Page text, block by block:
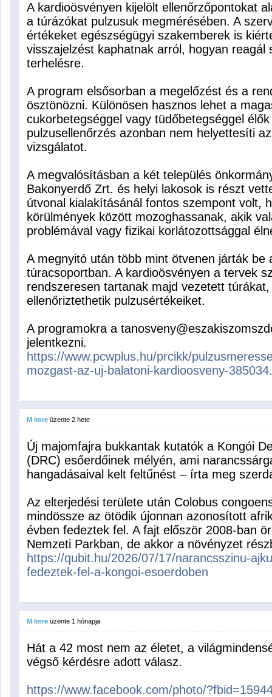
A kardioösvényen kijelölt ellenőrzőpontokat
a túrázókat pulzusuk megmérésében. A
értékeket egészségügyi szakemberek is
visszajelzést kaphatnak arról, hogyan reagál
terhelésre.
A program elsősorban a megelőzést és a
ösztönözni. Különösen hasznos lehet a
cukorbetegséggel vagy tüdőbetegséggel
pulzusellenőrzés azonban nem helyettesíti
vizsgálatot.
A megvalósításban a két település
Bakonyerdő Zrt. és helyi lakosok is részt
útvonal kialakításánál fontos szempont volt,
körülmények között mozoghassanak, akik
problémával vagy fizikai korlátozottsággal
A megnyitó után több mint ötvenen járták be
túracsoportban. A kardioösvényen a tervek
rendszeresen tartanak majd vezetett
ellenőriztethetik pulzusértékeiket.
A programokra a
jelentkezni.
https://www.pcwplus.hu/prcikk/
mozgast-az-uj-balatoni-kardioosveny-
M Imre üzente 2 hete
Új majomfajra bukkantak kutatók a Kongói
(DRC) esőerdőinek mélyén, ami
hangadásaival kelt feltűnést – írta meg
Az elterjedési területe után Colobus
mindössze az ötödik újonnan azonosított
évben fedeztek fel. A fajt először 2008-ban
Nemzeti Parkban, de akkor a növényzet
https://qubit.hu/2026/07/17/narancsszinu-
fedeztek-fel-a-kongoi-esoerdoben
M Imre üzente 1 hónapja
Hát a 42 most nem az életet, a
végső kérdésre adott válasz.
https://www.facebook.com/photo/